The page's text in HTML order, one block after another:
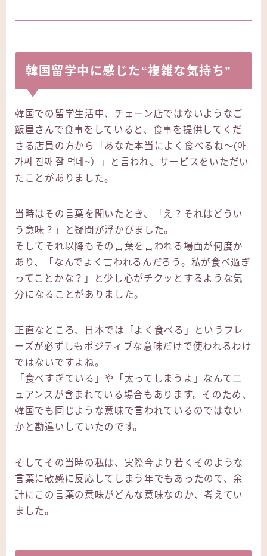
韓国留学中に感じた“複雑な気持ち”
韓国での留学生活中、チェーン店ではないようなご
飯屋さんで食事をしていると、食事を提供してくだ
さる店員の方から「あなた本当によく食べるね〜(아
가씨 진짜 잘 먹네~）」と言われ、サービスをいただい
たことがありました。
当時はその言葉を聞いたとき、「え？それはどうい
う意味？」と疑問が浮かびました。
そしてそれ以降もその言葉を言われる場面が何度か
あり、「なんでよく言われるんだろう。私が食べ過ぎ
ってことかな？」と少し心がチクッとするような気
分になることがありました。
正直なところ、日本では「よく食べる」というフレ
ーズが必ずしもポジティブな意味だけで使われるわけ
ではないですよね。
「食べすぎている」や「太ってしまうよ」なんてニ
ュアンスが含まれている場合もあります。そのため、
韓国でも同じような意味で言われているのではない
かと勘違いしていたのです。
そしてその当時の私は、実際今より若くそのような
言葉に敏感に反応してしまう年でもあったので、余
計にこの言葉の意味がどんな意味なのか、考えてい
ました。